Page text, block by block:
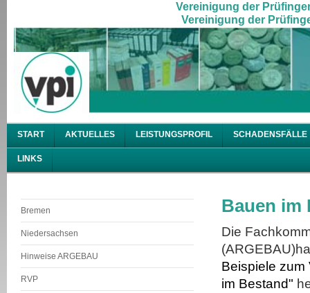
Vereinigung der
Vereinigung der
START AKTUELLES LEISTUNGSPROFIL SCHADENSFÄLLE
LINKS
Bremen
Niedersachsen
Hinweise ARGEBAU
RVP
Bauen im
Die
Beispiele zum
im Bestand"